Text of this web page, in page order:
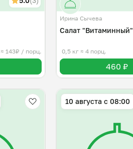
≈ 143₽ / порц.
Ирина Сычева
Салат "Витаминный"
0,5 кг ≈ 4 порц.
460 ₽
10 августа с 08:00